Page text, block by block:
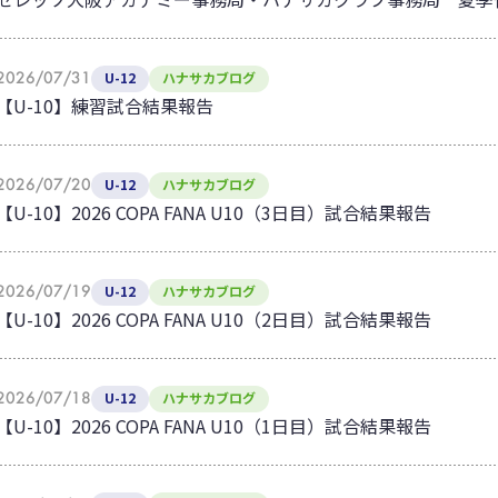
07/31 U-12 ハナサカブログ
U-10】練習試合結果報告
07/20 U-12 ハナサカブログ
U-10】2026 COPA FANA U10（3日目）試合結果報告
07/19 U-12 ハナサカブログ
U-10】2026 COPA FANA U10（2日目）試合結果報告
07/18 U-12 ハナサカブログ
U-10】2026 COPA FANA U10（1日目）試合結果報告